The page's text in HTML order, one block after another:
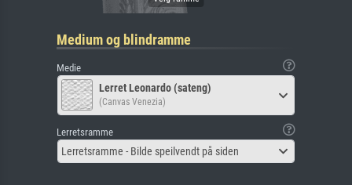
Medium og blindramme
Medie
Lerret Leonardo (sateng)
(Canvas Venezia)
Lerretsramme
Lerretsramme - Bilde speilvendt på siden